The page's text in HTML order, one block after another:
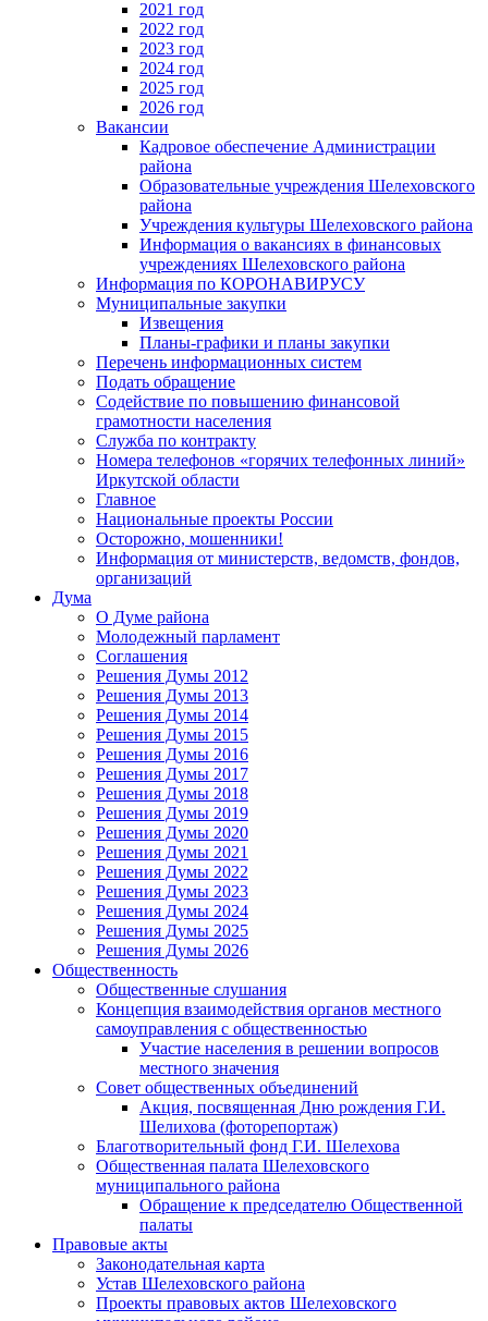
2021 год
2022 год
2023 год
2024 год
2025 год
2026 год
Вакансии
Кадровое обеспечение Администрации
района
Образовательные учреждения Шелеховского
района
Учреждения культуры Шелеховского района
Информация о вакансиях в финансовых
учреждениях Шелеховского района
Информация по КОРОНАВИРУСУ
Муниципальные закупки
Извещения
Планы-графики и планы закупки
Перечень информационных систем
Подать обращение
Содействие по повышению финансовой
грамотности населения
Служба по контракту
Номера телефонов «горячих телефонных линий»
Иркутской области
Главное
Национальные проекты России
Осторожно, мошенники!
Информация от министерств, ведомств, фондов,
организаций
Дума
О Думе района
Молодежный парламент
Соглашения
Решения Думы 2012
Решения Думы 2013
Решения Думы 2014
Решения Думы 2015
Решения Думы 2016
Решения Думы 2017
Решения Думы 2018
Решения Думы 2019
Решения Думы 2020
Решения Думы 2021
Решения Думы 2022
Решения Думы 2023
Решения Думы 2024
Решения Думы 2025
Решения Думы 2026
Общественность
Общественные слушания
Концепция взаимодействия органов местного
самоуправления с общественностью
Участие населения в решении вопросов
местного значения
Совет общественных объединений
Акция, посвященная Дню рождения Г.И.
Шелихова (фоторепортаж)
Благотворительный фонд Г.И. Шелехова
Общественная палата Шелеховского
муниципального района
Обращение к председателю Общественной
палаты
Правовые акты
Законодательная карта
Устав Шелеховского района
Проекты правовых актов Шелеховского